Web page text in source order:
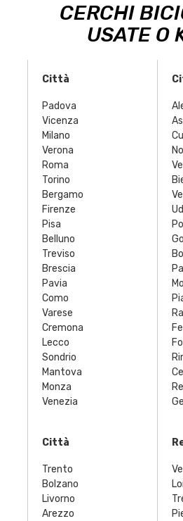
CERCHI
USATE O
Città
Padova
Vicenza
Milano
Verona
Roma
Torino
Bergamo
Firenze
Pisa
Belluno
Treviso
Brescia
Pavia
Como
Varese
Cremona
Lecco
Sondrio
Mantova
Monza
Venezia
Città
Trento
Bolzano
Livorno
Arezzo